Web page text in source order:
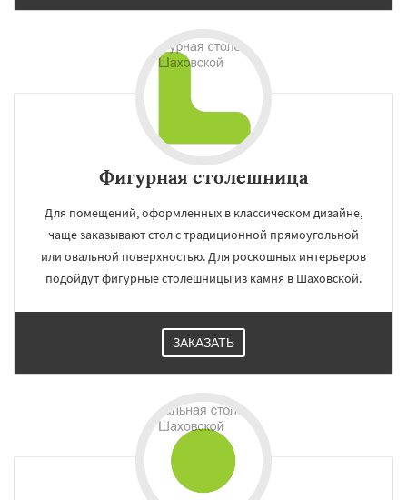
Фигурная столешница
Для помещений, оформленных в классическом дизайне,
чаще заказывают стол с традиционной прямоугольной
или овальной поверхностью. Для роскошных интерьеров
подойдут фигурные столешницы из камня в Шаховской.
ЗАКАЗАТЬ